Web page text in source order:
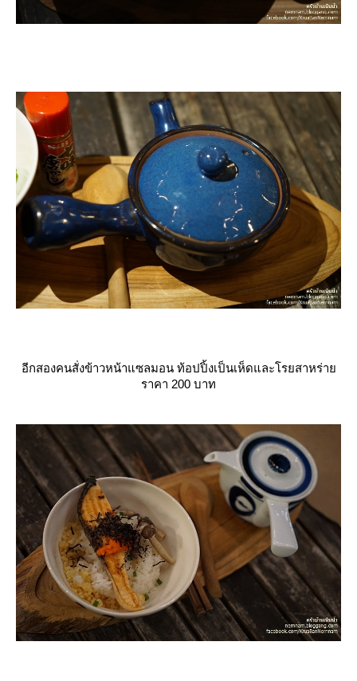
อีกสองคนสั่งข้าวหน้าแซลมอน ท้อปปิ้งเป็นเห็ดและโรยสาหร่า
ราคา 200 บาท